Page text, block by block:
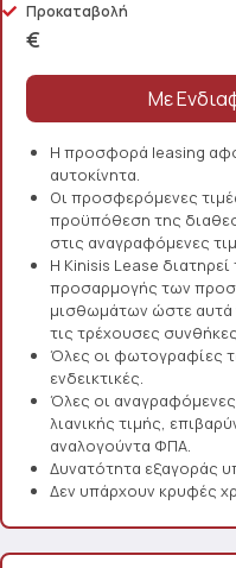
Προκαταβολή
€
Η προσφορά leasing
αυτοκίνητα.
Οι προσφερόμενες
προϋπόθεση της
στις αναγραφόμενες
Η Kinisis Lease
προσαρμογής των
μισθωμάτων ώστε αυτά
τις τρέχουσες
Όλες οι φωτογραφίες
ενδεικτικές.
Όλες οι
λιανικής τιμής,
αναλογούντα ΦΠΑ.
Δυνατότητα εξαγοράς
Δεν υπάρχουν κρυφές